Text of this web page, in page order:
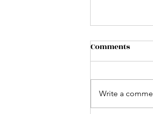
Comments
Write a